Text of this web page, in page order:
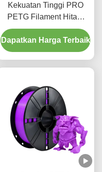
Kekuatan Tinggi PRO
PETG Filament Hitam
Ketangguhan
Ditingkatkan Printer 3D
Dapatkan Harga Terbaik